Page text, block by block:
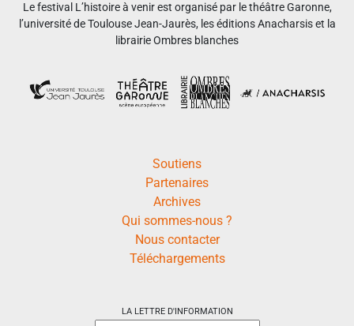
Le festival L’histoire à venir est organisé par le théâtre Garonne,
l’université de Toulouse Jean-Jaurès, les éditions Anacharsis et la
librairie Ombres blanches
Soutiens
Partenaires
Archives
Qui sommes-nous ?
Nous contacter
Téléchargements
LA LETTRE D'INFORMATION